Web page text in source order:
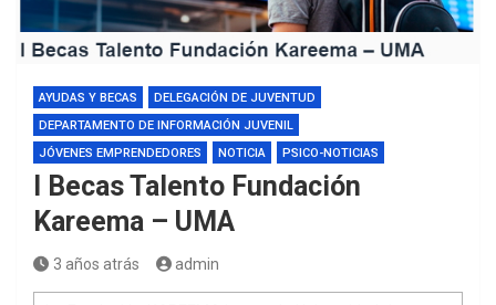
AYUDAS Y BECAS
DELEGACIÓN DE JUVENTUD
DEPARTAMENTO DE INFORMACIÓN JUVENIL
JÓVENES EMPRENDEDORES
NOTICIA PSICO-NOTICIAS
I Becas Talento Fundación
Kareema – UMA
3 años atrás admin